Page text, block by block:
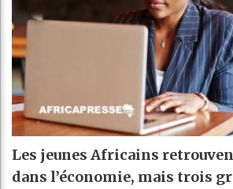
Les jeunes Africains
dans l’économie, mais trois